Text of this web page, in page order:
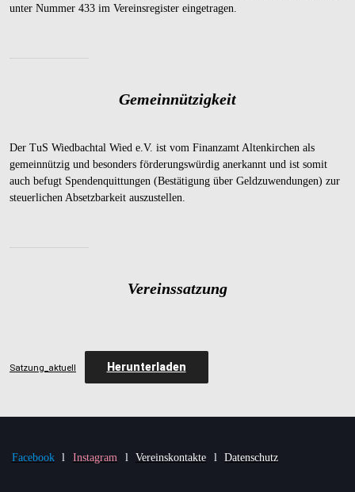
unter Nummer 433 im Vereinsregister eingetragen.
Gemeinnützigkeit
Der TuS Wiedbachtal Wied e.V. ist vom Finanzamt Altenkirchen als
gemeinnützig und besonders förderungswürdig anerkannt und ist somit
auch befugt Spendenquittungen (Bestätigung über Geldzuwendungen) zur
steuerlichen Absetzbarkeit auszustellen.
Vereinssatzung
Satzung_aktuell Herunterladen
Facebook l Instagram l Vereinskontakte l Datenschutz